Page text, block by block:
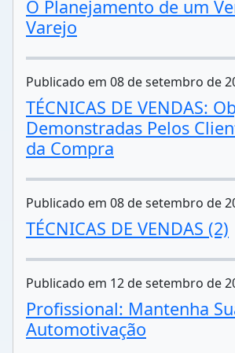
O Planejamento de um
Varejo
Publicado em 08 de setembro de
TÉCNICAS DE VENDAS:
Demonstradas Pelos
da Compra
Publicado em 08 de setembro de
TÉCNICAS DE VENDAS (2)
Publicado em 12 de setembro de
Profissional: Mantenha
Automotivação